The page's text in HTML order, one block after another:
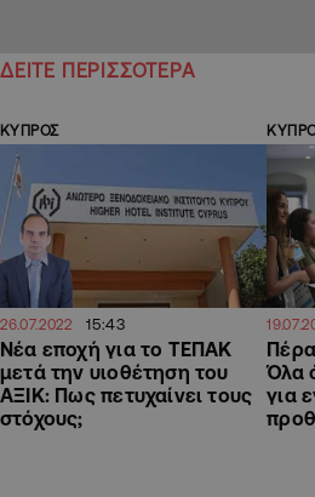
ΔΕΙΤΕ ΠΕΡΙΣΣΟΤΕΡΑ
ΚΥΠΡΟΣ
26.07.2022 15:43
Νέα εποχή για το ΤΕΠΑΚ
μετά την υιοθέτηση του
ΑΞΙΚ: Πως πετυχαίνει τους
στόχους;
Όλα
για